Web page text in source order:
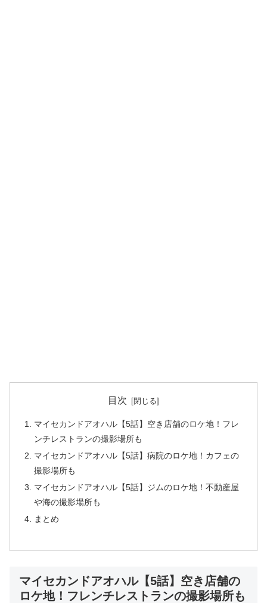
目次
マイセカンドアオハル【5話】空き店舗のロケ地！フレ
ンチレストランの撮影場所も
マイセカンドアオハル【5話】病院のロケ地！カフェの
撮影場所も
マイセカンドアオハル【5話】ジムのロケ地！不動産屋
や海の撮影場所も
まとめ
マイセカンドアオハル【5話】空き店舗の
ロケ地！フレンチレストランの撮影場所も